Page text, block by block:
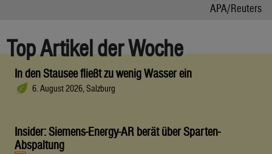
APA/Reuters
Top Artikel der Woche
In den Stausee fließt zu wenig Wasser ein
6. August 2026, Salzburg
Insider: Siemens-Energy-AR berät über Sparten-
Abspaltung